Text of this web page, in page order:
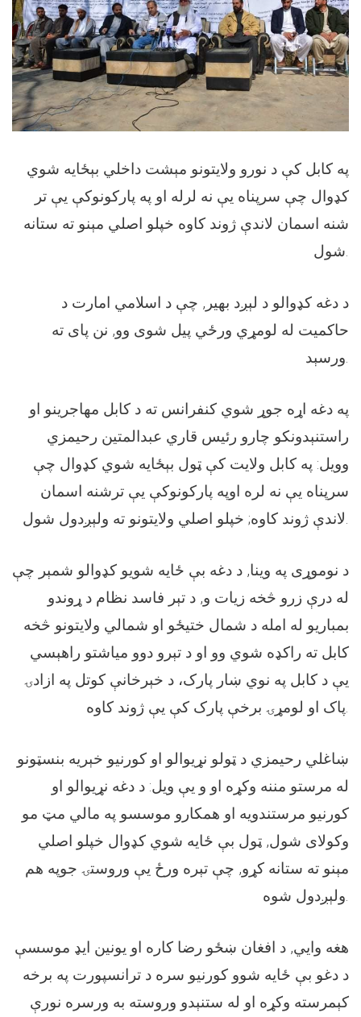
په کابل کې د نورو ولايتونو مېشت داخلي بېځايه شوي
کډوال چې سرپناه یې نه لرله او په پارکونوکې يې تر
شنه اسمان لاندې ژوند کاوه خپلو اصلي مېنو ته ستانه
شول.
د دغه کډوالو د لېږد بهير, چې د اسلامي امارت د
حاکميت له لومړي ورځي پيل شوی وو, نن پای ته
ورسېد.
په دغه اړه جوړ شوي کنفرانس ته د کابل مهاجرينو او
راستنېدونکو چارو رئیس قاري عبدالمتين رحيمزي
وويل: په کابل ولايت کې ټول بېځايه شوي کډوال چې
سرپناه یې نه لره اوپه پارکونوکې يې ترشنه اسمان
لاندې ژوند کاوه; خپلو اصلي ولايتونو ته ولېږدول شول.
د نوموړی په وينا, د دغه بې ځايه شويو کډوالو شمېر چې
له درې زرو څخه زيات و, د تېر فاسد نظام د ړوندو
بمباريو له امله د شمال ختيځو او شمالي ولايتونو څخه
کابل ته راکډه شوي وو او د تېرو دوو مياشتو راهېسي
يې د کابل په نوي ښار پارک، د خېرخانې کوتل په ازادۍ
پاک او لومړۍ برخې پارک کې يې ژوند کاوه.
ښاغلي رحيمزي د ټولو نړيوالو او کورنيو خېريه بنسټونو
له مرستو مننه وکړه او و يې ويل: د دغه نړيوالو او
کورنيو مرستندويه او همکارو موسسو په مالي مټ مو
وکولای شول, ټول بې ځايه شوي کډوال خپلو اصلي
مېنو ته ستانه کړو, چې تېره ورځ يې وروستۍ جوپه هم
ولېږدول شوه.
هغه وايي, د افغان ښځو رضا کاره او يونين ايډ موسسې
د دغو بې ځايه شوو کورنيو سره د ترانسپورت په برخه
کېمرسته وکړه او له ستنېدو وروسته به ورسره نورې